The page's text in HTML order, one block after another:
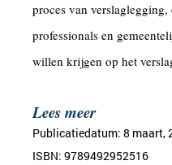
proces van
professionals en
willen krijgen op het
Lees meer
Publicatiedatum: 8 maart,
ISBN: 9789492952516